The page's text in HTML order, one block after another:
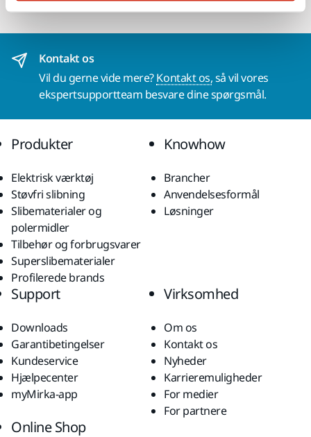
Kontakt os
Vil du gerne vide mere?Kontakt os,så vil vores
ekspertsupportteam besvare dine spørgsmål.
Produkter
Elektrisk værktøj
Støvfri slibning
Slibematerialer og
polermidler
Tilbehør og forbrugsvarer
Superslibematerialer
Profilerede brands
Knowhow
Brancher
Anvendelsesformål
Løsninger
Support
Downloads
Garantibetingelser
Kundeservice
Hjælpecenter
myMirka-app
Virksomhed
Om os
Kontakt os
Nyheder
Karrieremuligheder
For medier
For partnere
Online Shop